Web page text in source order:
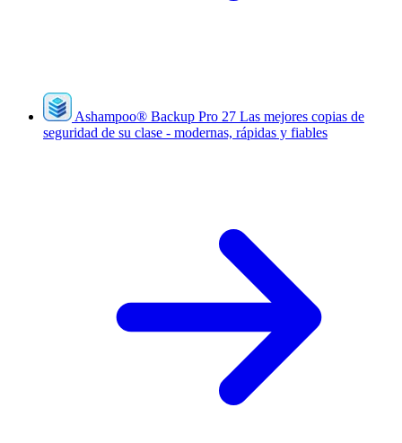
Ashampoo® Backup Pro 27 Las mejores copias de
seguridad de su clase - modernas, rápidas y fiables